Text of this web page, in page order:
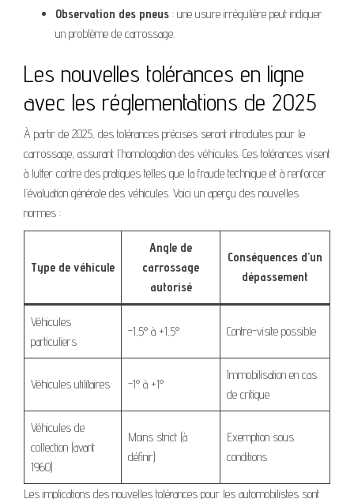
Observation des pneus : une usure irrégulière peut indiquer
un problème de carrossage.
Les nouvelles tolérances en ligne
avec les réglementations de 2025
À partir de 2025, des tolérances précises seront introduites pour le
carrossage, assurant l’homologation des véhicules. Ces tolérances visent
à lutter contre des pratiques telles que la fraude technique et à renforcer
l’évaluation générale des véhicules. Voici un aperçu des nouvelles
normes :
Type de véhicule
Angle de
carrossage
autorisé
Conséquences d’un
dépassement
Véhicules
particuliers
-1,5° à +1,5° Contre-visite possible
Véhicules utilitaires -1° à +1°
Immobilisation en cas
de critique
Véhicules de
collection (avant
1960)
Moins strict (à
définir)
Exemption sous
conditions
Les implications des nouvelles tolérances pour les automobilistes sont